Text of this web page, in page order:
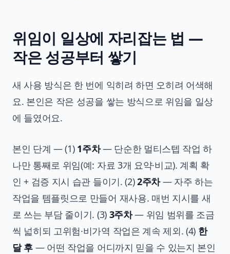
위임이 일상에 자리잡는 법 —
작은 성공부터 쌓기
새 사용 방식은 한 번에 익히려 하면 오히려 어색해
요. 본인은 작은 성공을 쌓는 방식으로 위임을 일상
에 들였어요.
본인 단계 — (1) 1주차— 단순한 멀티스텝 작업 하
나만 통째로 위임(예: 자료 3개 요약·비교). 계획 확
인 + 검증 지시 습관 들이기. (2)2주차— 자주 하는
작업을 템플릿으로 만들어 재사용. 매번 지시를 새
로 쓰는 부담 줄이기. (3) 3주차— 위임 범위를 조금
씩 넓히되 고위험·비가역 작업은 계속 제외. (4) 한
달 후 — 어떤 작업을 어디까지 믿을 수 있는지 본인